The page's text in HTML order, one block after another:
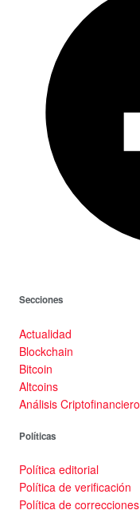
Secciones
Actualidad
Blockchain
Bitcoin
Altcoins
Análisis Criptofinanciero
Políticas
Política editorial
Política de verificación
Política de correcciones